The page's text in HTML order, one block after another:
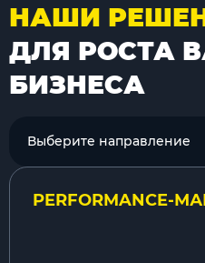
НАШИ
ДЛЯ РОСТА
БИЗНЕСА
Выберите направление
PERFORMANCE-